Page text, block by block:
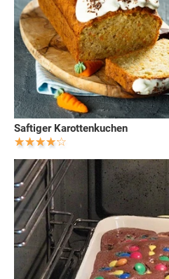
Saftiger Karottenkuchen